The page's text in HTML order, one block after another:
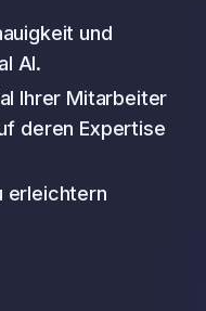
und
AI.
Ihrer Mitarbeiter
deren Expertise
erleichtern